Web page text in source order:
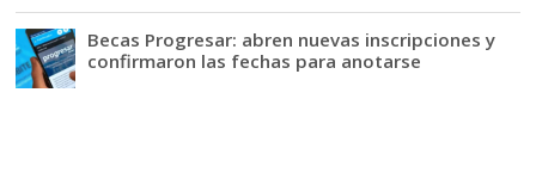
Becas Progresar: abren nuevas inscripciones y
confirmaron las fechas para anotarse